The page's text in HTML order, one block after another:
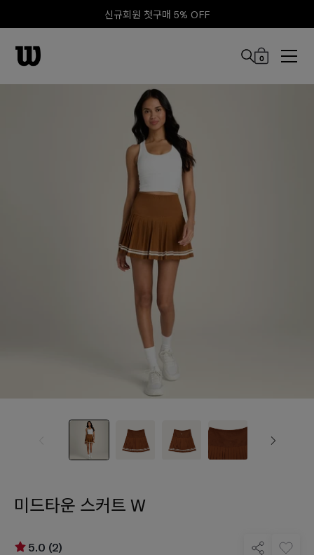
신규회원 첫구매 5% OFF
0
미드타운 스커트 W
5.0 (2)